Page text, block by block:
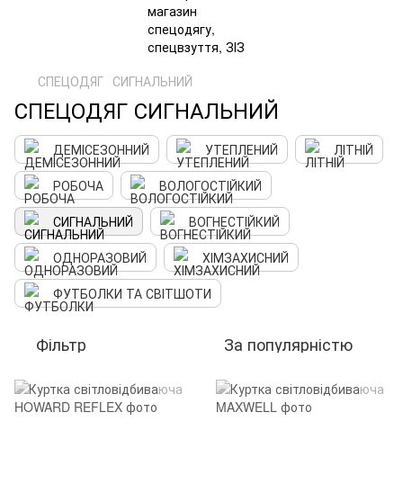
СПЕЦОДЯГ СИГНАЛЬНИЙ
СПЕЦОДЯГ СИГНАЛЬНИЙ
ДЕМІСЕЗОННИЙ УТЕПЛЕНИЙ
ЛІТНІЙ
РОБОЧА
ВОЛОГОСТІЙКИЙ
СИГНАЛЬНИЙ
ВОГНЕСТІЙКИЙ
ОДНОРАЗОВИЙ
ХІМЗАХИСНИЙ
ФУТБОЛКИ ТА СВІТШОТИ
Фільтр За популярністю